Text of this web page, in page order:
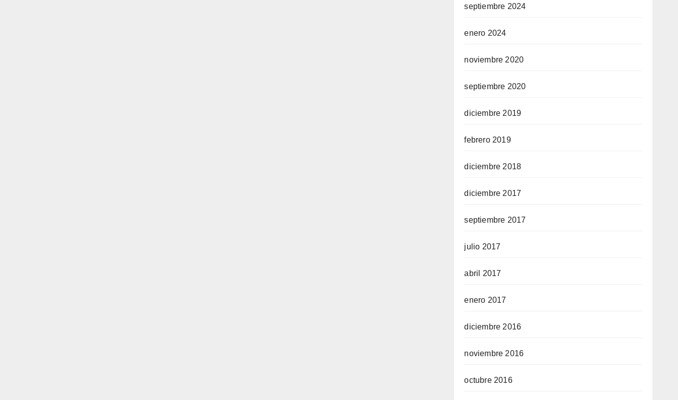
septiembre 2024
enero 2024
noviembre 2020
septiembre 2020
diciembre 2019
febrero 2019
diciembre 2018
diciembre 2017
septiembre 2017
julio 2017
abril 2017
enero 2017
diciembre 2016
noviembre 2016
octubre 2016